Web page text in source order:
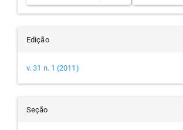
Edição
v. 31 n. 1 (2011)
Seção